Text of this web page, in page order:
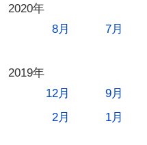
2020年
8月
7月
2019年
12月
9月
2月
1月